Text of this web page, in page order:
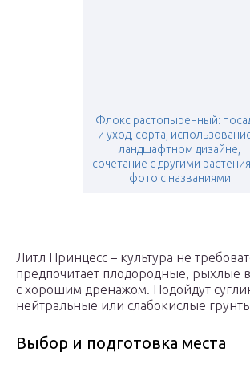
Флокс растопыренный:
и уход, сорта,
ландшафтном дизайне,
сочетание с другими
фото с названиями
Литл Принцесс – культура не
предпочитает плодородные, рыхлые
с хорошим дренажом. Подойдут
нейтральные или слабокислые
Выбор и подготовка места